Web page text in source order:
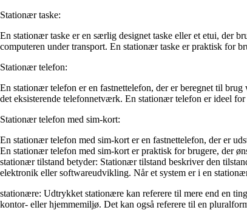
Stationær taske:
En stationær taske er en særlig designet taske eller et etui, der
computeren under transport. En stationær taske er praktisk for
Stationær telefon:
En stationær telefon er en fastnettelefon, der er beregnet til
det eksisterende telefonnetværk. En stationær telefon er ideel
Stationær telefon med sim-kort:
En stationær telefon med sim-kort er en fastnettelefon, der er
En stationær telefon med sim-kort er praktisk for brugere, der
stationær tilstand betyder: Stationær tilstand beskriver den
elektronik eller softwareudvikling. Når et system er i en
stationære: Udtrykket stationære kan referere til mere end en
kontor- eller hjemmemiljø. Det kan også referere til en